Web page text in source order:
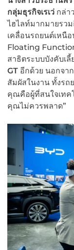
กลุ่มธุรกิจเรเว่ กล่า
ไฮไลท์มากมายรว
เคลื่อนรถยนต์เหนื
Floating
สาธิตระบบบังคับเ
GT อีกด้วย นอกจา
สัมผัสในงาน ทั้งร
คุณคือผู้ที่สนใจเทค
คุณไม่ควรพลาด”